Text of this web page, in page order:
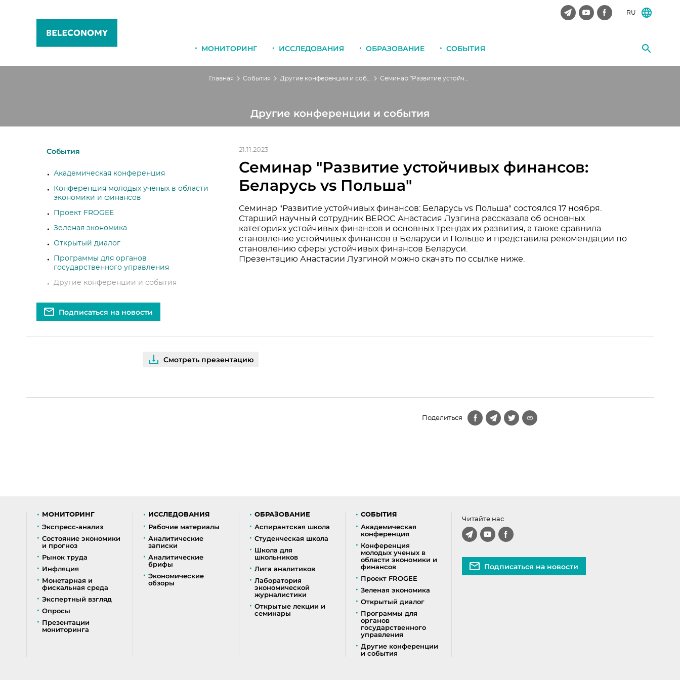
RU
МОНИТОРИНГ ИССЛЕДОВАНИЯ ОБРАЗОВАНИЕ СОБЫТИЯ
Главная События
Другие конференции и события
События
Академическая конференция
Конференция молодых ученых в области
экономики и финансов
Проект FROGEE
Зеленая экономика
Открытый диалог
Программы для органов
государственного управления
Другие конференции и события
Подписаться на новости
21.11.2023
Семинар "Развитие устойчивых финансов:
Беларусь vs Польша"
Семинар "Развитие устойчивых финансов: Беларусь vs Польша" состоялся 17 ноября.
Старший научный сотрудник BEROC Анастасия Лузгина рассказала об основных
категориях устойчивых финансов и основных трендах их развития, а также сравнила
становление устойчивых финансов в Беларуси и Польше и представила рекомендации по
становлению сферы устойчивых финансов Беларуси.
Презентацию Анастасии Лузгиной можно скачать по ссылке ниже.
Смотреть презентацию
Поделиться
МОНИТОРИНГ
Экспресс-анализ
Состояние экономики
и прогноз
Рынок труда
Инфляция
Монетарная и
фискальная среда
Экспертный взгляд
Опросы
Презентации
мониторинга
ИССЛЕДОВАНИЯ
Рабочие материалы
Аналитические
записки
Аналитические
брифы
Экономические
обзоры
ОБРАЗОВАНИЕ
Аспирантская школа
Студенческая школа
Школа для
школьников
Лига аналитиков
Лаборатория
экономической
журналистики
Открытые лекции и
семинары
СОБЫТИЯ
Академическая
конференция
Конференция
молодых ученых в
области экономики и
финансов
Проект FROGEE
Зеленая экономика
Открытый диалог
Программы для
органов
государственного
управления
Другие конференции
и события
Читайте нас
Подписаться на новости